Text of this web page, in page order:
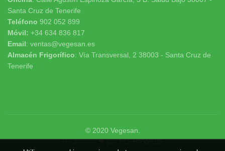
Santa Cruz de Tenerife
Teléfono 902 052 899
Móvil: +34 634 836 817
Email: ventas@vegesan.es
Almacén Frigorífico: Vía Transversal, 2 38003 - Santa Cruz de
Tenerife
© 2020 Vegesan
Hecho con ❤ porNOHAYWEBS